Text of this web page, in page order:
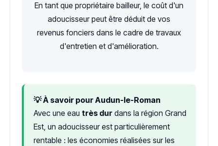
En tant que propriétaire bailleur, le coût d'un
adoucisseur peut être déduit de vos
revenus fonciers dans le cadre de travaux
d'entretien et d'amélioration.
💡 À savoir pour Audun-le-Roman
Avec une eau très dur dans la région Grand
Est, un adoucisseur est particulièrement
rentable : les économies réalisées sur les